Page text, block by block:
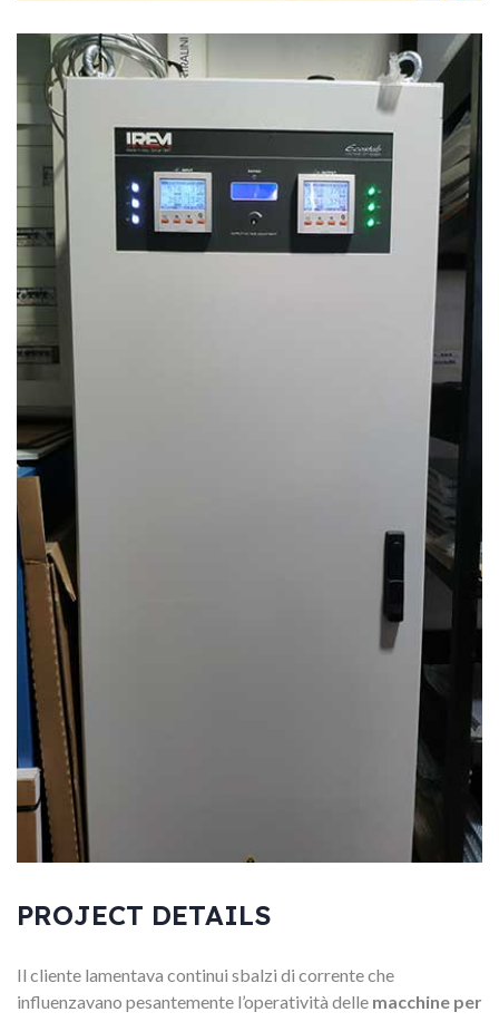
PROJECT DETAILS
Il cliente lamentava continui sbalzi di corrente che
influenzavano pesantemente l’operatività delle macchine per